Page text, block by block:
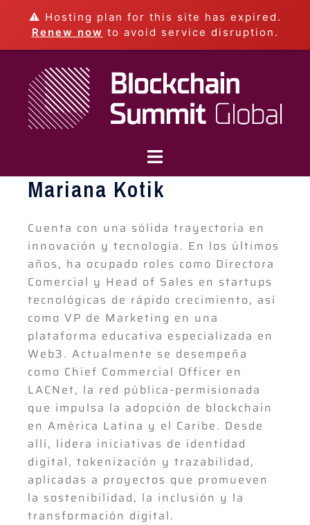
⚠️ Hosting plan for this site has expired.
Renew now to avoid service disruption.
Mariana Kotik
Cuenta con una sólida trayectoria en
innovación y tecnología. En los últimos
años, ha ocupado roles como Directora
Comercial y Head of Sales en startups
tecnológicas de rápido crecimiento, así
como VP de Marketing en una
plataforma educativa especializada en
Web3. Actualmente se desempeña
como Chief Commercial Officer en
LACNet, la red pública-permisionada
que impulsa la adopción de blockchain
en América Latina y el Caribe. Desde
allí, lidera iniciativas de identidad
digital, tokenización y trazabilidad,
aplicadas a proyectos que promueven
la sostenibilidad, la inclusión y la
transformación digital.